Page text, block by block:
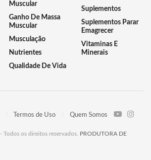
Muscular
Ganho De Massa
Muscular
Musculação
Nutrientes
Qualidade De Vida
Suplementos
Suplementos Parar
Emagrecer
Vitaminas E
Minerais
Termos de Uso Quem Somos
- Todos os direitos reservados. PRODUTORA DE